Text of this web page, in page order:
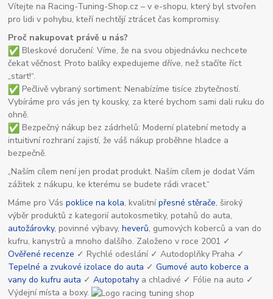
Vítejte na Racing-Tuning-Shop.cz – v e-shopu, který byl stvořen
pro lidi v pohybu, kteří nechtějí ztrácet čas kompromisy.
Proč nakupovat právě u nás?
Bleskové doručení: Víme, že na svou objednávku nechcete
čekat věčnost. Proto balíky expedujeme dříve, než stačíte říct
„start!“.
Pečlivě vybraný sortiment: Nenabízíme tisíce zbytečností.
Vybíráme pro vás jen ty kousky, za které bychom sami dali ruku do
ohně.
Bezpečný nákup bez zádrhelů: Moderní platební metody a
intuitivní rozhraní zajistí, že váš nákup proběhne hladce a
bezpečně.
„Naším cílem není jen prodat produkt. Naším cílem je dodat Vám
zážitek z nákupu, ke kterému se budete rádi vracet.“
Máme pro Váspoklice na kola, kvalitnípřesné stěrače, široký
výběr produktů z kategorií autokosmetiky, potahů do auta,
autožárovky, povinné výbavy,heverů, gumových koberců a van do
kufru, kanystrů a mnoho dalšího. Založeno v roce 2001 ✓
Ověřené recenze ✓ Rychlé odeslání ✓ Autodoplňky Praha ✓
Tepelné a zvukové izolace do auta ✓Gumové auto koberce a
vany do kufru auta ✓Autopotahy a chladivé ✓ Fólie na auto ✓
Výdejní místa a boxy.